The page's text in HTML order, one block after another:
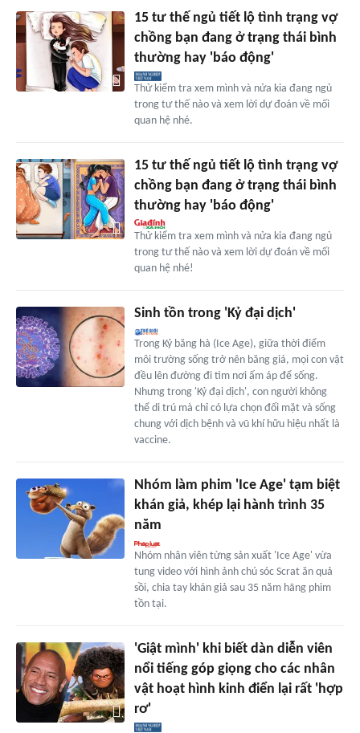
15 tư thế ngủ tiết lộ tình trạng vợ
chồng bạn đang ở trạng thái bình
thường hay 'báo động'
Thử kiểm tra xem mình và nửa kia đang ngủ
trong tư thế nào và xem lời dự đoán về mối
quan hệ nhé.
15 tư thế ngủ tiết lộ tình trạng vợ
chồng bạn đang ở trạng thái bình
thường hay 'báo động'
Thử kiểm tra xem mình và nửa kia đang ngủ
trong tư thế nào và xem lời dự đoán về mối
quan hệ nhé!
Sinh tồn trong 'Kỷ đại dịch'
Trong Kỷ băng hà (Ice Age), giữa thời điểm
môi trường sống trở nên băng giá, mọi con vật
đều lên đường đi tìm nơi ấm áp để sống.
Nhưng trong 'Kỷ đại dịch', con người không
thể di trú mà chỉ có lựa chọn đối mặt và sống
chung với dịch bệnh và vũ khí hữu hiệu nhất là
vaccine.
Nhóm làm phim 'Ice Age' tạm biệt
khán giả, khép lại hành trình 35
năm
Nhóm nhân viên từng sản xuất 'Ice Age' vừa
tung video với hình ảnh chú sóc Scrat ăn quả
sồi, chia tay khán giả sau 35 năm hãng phim
tồn tại.
'Giật mình' khi biết dàn diễn viên
nổi tiếng góp giọng cho các nhân
vật hoạt hình kinh điển lại rất 'hợp
rơ'